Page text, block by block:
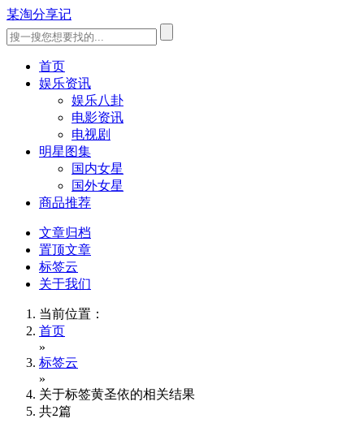
某淘分享记
首页
娱乐资讯
娱乐八卦
电影资讯
电视剧
明星图集
国内女星
国外女星
商品推荐
文章归档
置顶文章
标签云
关于我们
当前位置：
首页
»
标签云
»
关于标签黄圣依的相关结果
共2篇